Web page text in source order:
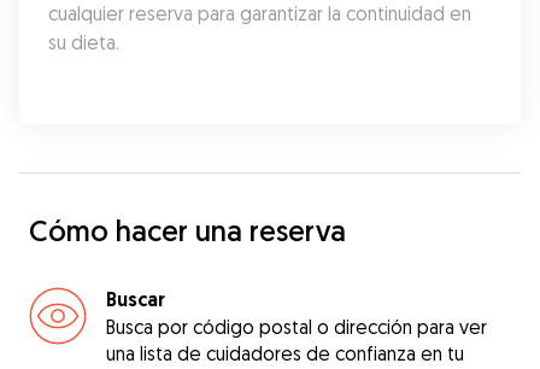
cualquier reserva para garantizar la continuidad en
su dieta.
Cómo hacer una reserva
Buscar
Busca por código postal o dirección para ver
una lista de cuidadores de confianza en tu